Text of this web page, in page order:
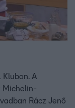
Klubon. A
Michelin-
Rácz Jenő